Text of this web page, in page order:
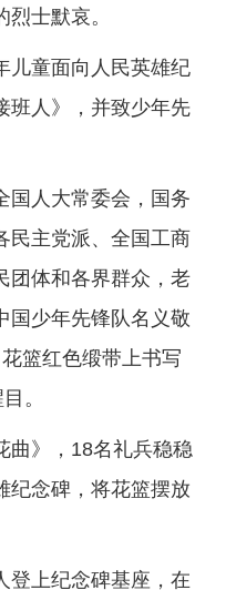
士默哀。
儿童面向人民英雄纪
班人》，并致少年先
国人大常委会，国务
民主党派、全国工商
团体和各界群众，老
国少年先锋队名义敬
篮红色缎带上书写
。
曲》，18名礼兵稳稳
纪念碑，将花篮摆放
登上纪念碑基座，在